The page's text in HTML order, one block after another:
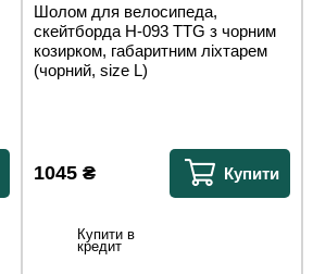
Шолом для велосипеда,
скейтборда H-093 TTG з чорним
козирком, габаритним ліхтарем
(чорний, size L)
1045₴ Купити
Купити в
кредит